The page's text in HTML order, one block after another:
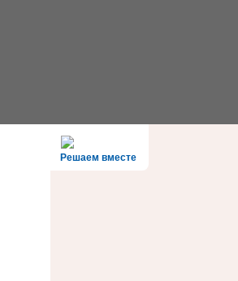
Решаем вместе